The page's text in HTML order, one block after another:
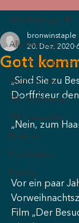
Alle Beiträge
Zum Nachdenken
God Stories
TPL Proklamiert
TPL Unterstützt
Erlebtes
Prophetien
Predigt
Alle Beiträge
Gott
bronwinstaple
20. Dez. 2020
„Sind Sie zu
Dorffriseur
„Nein, zum
Vor ein paar
Film „Der